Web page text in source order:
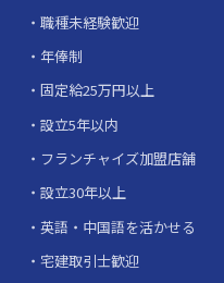
職種未経験歓迎
年俸制
固定給25万円以上
設立5年以内
フランチャイズ加盟店舗
設立30年以上
英語・中国語を活かせる
宅建取引士歓迎